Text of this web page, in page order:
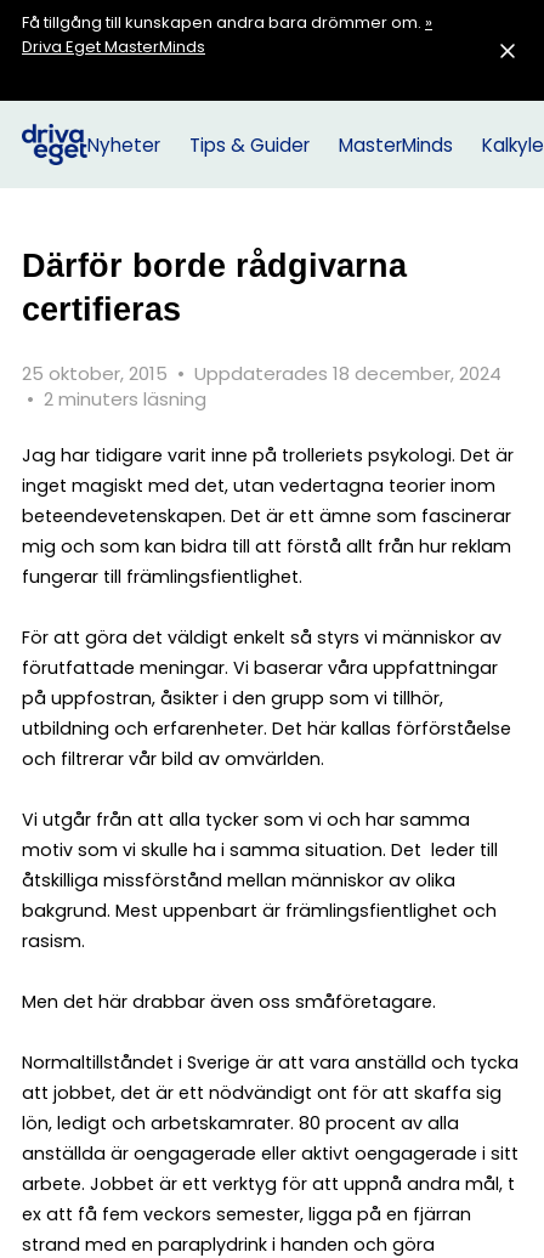
Få tillgång till kunskapen andra bara drömmer om. »
Driva Eget MasterMinds
Nyheter Tips & Guider MasterMinds
Därför borde rådgivarna
certifieras
25 oktober, 2015 • Uppdaterades 18 december, 2024
• 2 minuters läsning
Jag har tidigare varit inne på trolleriets psykologi. Det är
inget magiskt med det, utan vedertagna teorier inom
beteendevetenskapen. Det är ett ämne som fascinerar
mig och som kan bidra till att förstå allt från hur reklam
fungerar till främlingsfientlighet.
För att göra det väldigt enkelt så styrs vi människor av
förutfattade meningar. Vi baserar våra uppfattningar
på uppfostran, åsikter i den grupp som vi tillhör,
utbildning och erfarenheter. Det här kallas förförståelse
och filtrerar vår bild av omvärlden.
Vi utgår från att alla tycker som vi och har samma
motiv som vi skulle ha i samma situation. Det leder till
åtskilliga missförstånd mellan människor av olika
bakgrund. Mest uppenbart är främlingsfientlighet och
rasism.
Men det här drabbar även oss småföretagare.
Normaltillståndet i Sverige är att vara anställd och tycka
att jobbet, det är ett nödvändigt ont för att skaffa sig
lön, ledigt och arbetskamrater. 80 procent av alla
anställda är oengagerade eller aktivt oengagerade i sitt
arbete. Jobbet är ett verktyg för att uppnå andra mål, t
ex att få fem veckors semester, ligga på en fjärran
strand med en paraplydrink i handen och göra